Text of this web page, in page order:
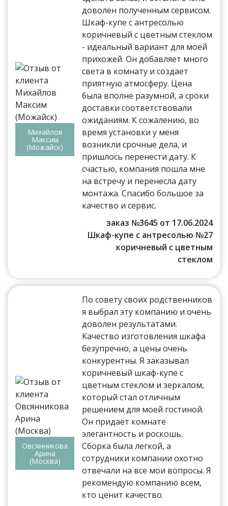
Михайлов
Максим
(Можайск)
доволен полученным сервисом.
Шкаф-купе с антресолью
коричневый с цветным стеклом
- идеальный вариант для моей
прихожей. Он добавляет много
света в комнату и создает
приятную атмосферу. Цена
была вполне разумной, а сроки
доставки соответствовали
ожиданиям. К сожалению, во
время установки у меня
возникли срочные дела, и
пришлось перенести дату. К
счастью, компания пошла мне
на встречу и перенесла дату
монтажа. Спасибо большое за
качество и сервис.
заказ №3645 от 17.06.2024
Шкаф-купе с антресолью №27
коричневый с цветным
стеклом
Овсянникова
Арина
(Москва)
По совету своих родственников
я выбрал эту компанию и очень
доволен результатами.
Качество изготовления шкафа
безупречно, а цены очень
конкурентны. Я заказывал
коричневый шкаф-купе с
цветным стеклом и зеркалом,
который стал отличным
решением для моей гостиной.
Он придает комнате
элегантность и роскошь.
Сборка была легкой, а
сотрудники компании охотно
отвечали на все мои вопросы. Я
рекомендую компанию всем,
кто ценит качество.